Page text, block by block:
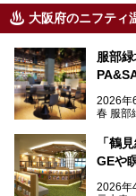
大阪府のニフティ
服部
2026年
春 服部
当初
サウ
を融合
「鶴
GEや
2026年